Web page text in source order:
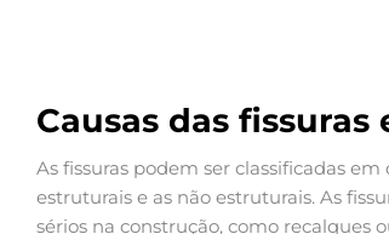
Causas das
As fissuras podem ser classificadas
estruturais e as não estruturais. As
sérios na construção, como recalques